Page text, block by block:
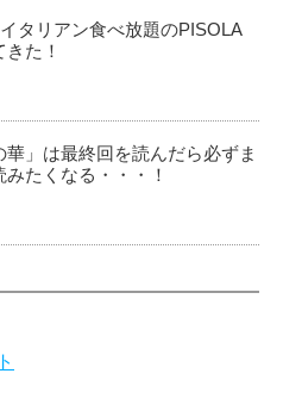
タリアン食べ放題のPISOLA
た！
華」は最終回を読んだら必ずま
たくなる・・・！